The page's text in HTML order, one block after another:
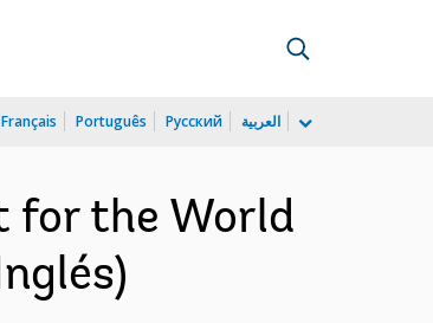
Français Português Русский العربية
for the World